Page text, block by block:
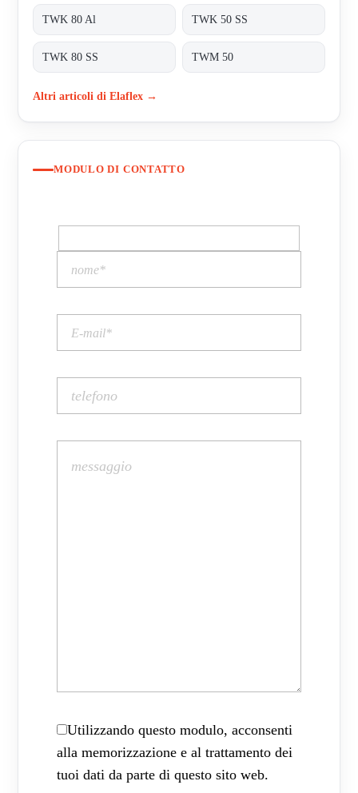
TWK 80 Al TWK 50 SS
TWK 80 SS TWM 50
Altri articoli di Elaflex →
MODULO DI CONTATTO
Utilizzando questo modulo, acconsenti
alla memorizzazione e al trattamento dei
tuoi dati da parte di questo sito web.